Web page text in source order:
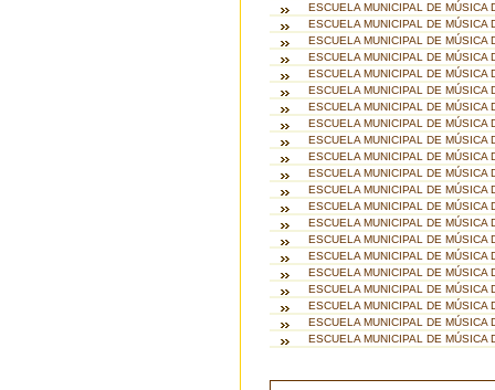
ESCUELA MUNICIPAL DE MÚSICA
ESCUELA MUNICIPAL DE MÚSICA
ESCUELA MUNICIPAL DE MÚSICA
ESCUELA MUNICIPAL DE MÚSICA
ESCUELA MUNICIPAL DE MÚSICA
ESCUELA MUNICIPAL DE MÚSICA
ESCUELA MUNICIPAL DE MÚSICA
ESCUELA MUNICIPAL DE MÚSICA
ESCUELA MUNICIPAL DE MÚSICA
ESCUELA MUNICIPAL DE MÚSICA
ESCUELA MUNICIPAL DE MÚSICA
ESCUELA MUNICIPAL DE MÚSICA
ESCUELA MUNICIPAL DE MÚSICA
ESCUELA MUNICIPAL DE MÚSICA
ESCUELA MUNICIPAL DE MÚSICA
ESCUELA MUNICIPAL DE MÚSICA
ESCUELA MUNICIPAL DE MÚSICA
ESCUELA MUNICIPAL DE MÚSICA
ESCUELA MUNICIPAL DE MÚSICA
ESCUELA MUNICIPAL DE MÚSICA
ESCUELA MUNICIPAL DE MÚSICA